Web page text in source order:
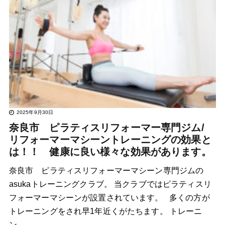
2025年9月30日
奈良市 ピラティスリフォーマー専門ジム/
リフォーマーマシーントレーニングの効果と
は！！ 健康に良い様々な効果があります。
奈良市 ピラティスリフォーマーマシーン専門ジムの
asukaトレーニングクラブ。 当クラブではピラティスリ
フォーマーマシーンが設置されています。 多くの方が
トレーニングをされ早1年近くがたちます。 トレーニ